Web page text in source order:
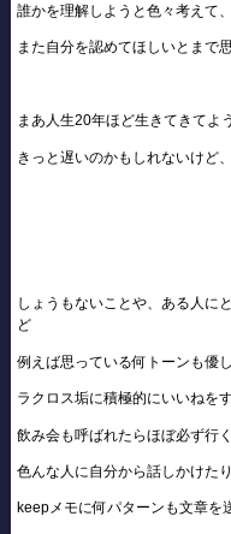
誰かを理解しようと色々考えて
また自分を認めてほしいとまで
まあ人生20年ほど生きてきてよ
きっと遅いのかもしれないけど
しょうもないことや、ある人に
ど
例えば思っている何トーンも優
ラクロス垢に積極的にいいねを
飲み会も呼ばれたらほぼ必ず行
色んな人に自分から話しかけたり
keepメモに何パターンも文章を